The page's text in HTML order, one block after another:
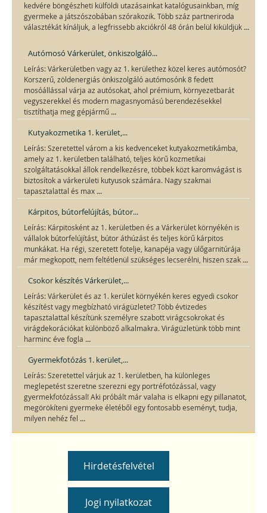
kedvére böngészheti külföldi utazásainkat katalógusainkban, míg
gyermeke a játszószobában szórakozik. Több száz partneriroda
választékát kínáljuk, a legfrissebb akciókról 48 órán belül kiküldjük ...
Autómosó Várkerület, önkiszolgáló...
Leírás: Várkerületben vagy az 1. kerülethez közel keres autómosót?
Korszerű, zöldenergiás önkiszolgáló autómosónk 8 fedett
mosóállással várja az autósokat, ahol prémium, környezetbarát
vegyszerekkel és modern magasnyomású berendezésekkel
tisztíthatja meg gépjármű ...
Kutyakozmetika 1. kerület,...
Leírás: Szeretettel várom a kis kedvenceket kutyakozmetikámba,
amely az 1. kerületben található, teljes körű kozmetikai
szolgáltatásokkal állok rendelkezésre, többek közt karomvágást is
biztosítok a várkerületi kutyusok számára. Nagy szakmai
tapasztalattal és max ...
Kárpitos, bútorfelújítás, bútor...
Leírás: Kárpitosként az 1. kerületben és a Várkerület környékén is
vállalok bútorfelújítást, bútor áthúzást és teljes körű kárpitos
munkákat. Ha régi, szeretett fotelje, kanapéja vagy ülőgarnitúrája
már megkopott, nem feltétlenül szükséges lecserélni, hiszen szak ...
Csokor készítés Várkerület,...
Leírás: Várkerület és az 1. kerület környékén keres egyedi csokor
készítést vagy megbízható virágüzletet? Több évtizedes
tapasztalattal készítünk személyre szabott virágcsokrokat és
virágdekorációkat különböző alkalmakra. Virágüzletünk több mint
harminc éve fogla ...
Gyermekfotózás 1. kerület,...
Leírás: Szeretettel várjuk az 1. kerületben, ha különleges
meglepetést szeretne szerezni egy portréfotózással, vagy
gyermekfotózással! Aki próbált már valaha is elkapni egy pillanatot,
megörökíteni gyermeke életéből egy fontosabb eseményt, tudja,
milyen nehéz fel ...
Hirdetésfelvétel
Jogi nyilatkozat